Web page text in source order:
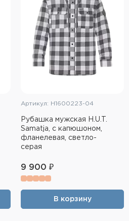
Артикул: H1600223-04
Рубашка мужская H.U.T.
Samatja, с капюшоном,
фланелевая, светло-
серая
9 900 ₽
В корзину